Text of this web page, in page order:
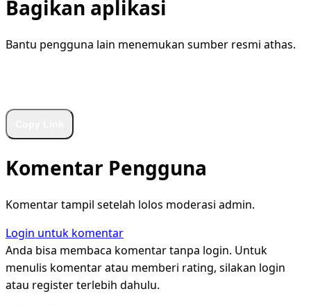
Bagikan aplikasi
Bantu pengguna lain menemukan sumber resmi athas.
Komentar Pengguna
Komentar tampil setelah lolos moderasi admin.
Login untuk komentar
Anda bisa membaca komentar tanpa login. Untuk
menulis komentar atau memberi rating, silakan login
atau register terlebih dahulu.